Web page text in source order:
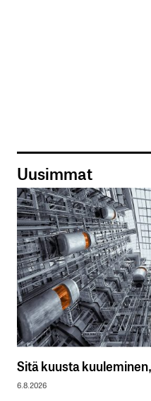
Uusimmat
Sitä kuusta
6.8.2026